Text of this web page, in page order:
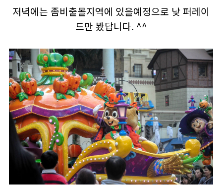
저녁에는 좀비출몰지역에 있을예정으로 낮 퍼레이
드만 봤답니다. ^^